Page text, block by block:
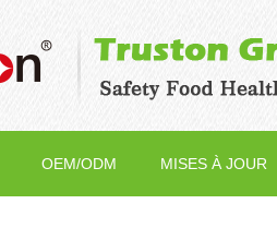
OEM/ODM MISES À JOUR